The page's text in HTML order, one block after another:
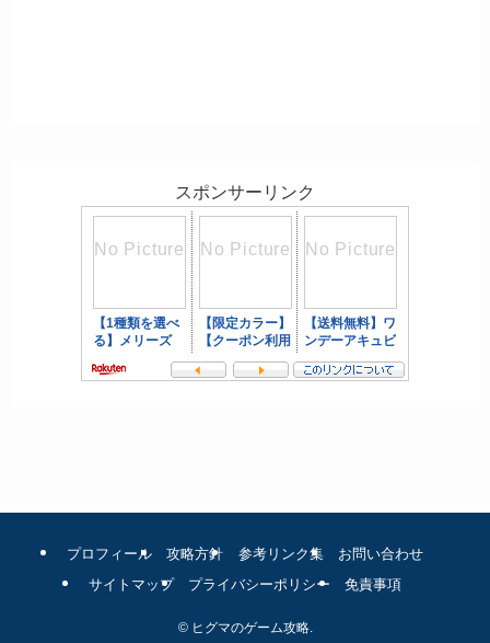
スポンサーリンク
プロフィール 攻略方針 参考リンク集
お問い合わせ
サイトマップ
プライバシーポリシー 免責事項
©ヒグマのゲーム攻略.